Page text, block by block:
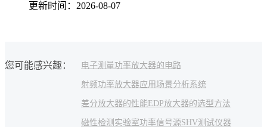
更新时间：2026-08-07
您可能感兴趣： 电子测量功率放大器的电路
射频功率放大器应用场景分析系统
差分放大器的性能 EDP放大器的选型方法
磁性检测 实验室功率信号源SHV测试仪器